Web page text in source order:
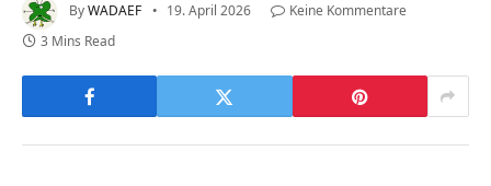
ByWADAEF 19. April 2026
Keine Kommentare
3 Mins Read